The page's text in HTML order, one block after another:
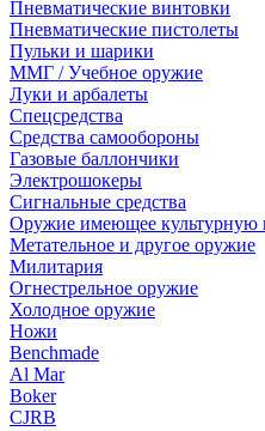
Пневматические винтовки
Пневматические пистолеты
Пульки и шарики
ММГ / Учебное оружие
Луки и арбалеты
Спецсредства
Средства самообороны
Газовые баллончики
Электрошокеры
Сигнальные средства
Оружие имеющее культурную
Метательное и другое оружие
Милитария
Огнестрельное оружие
Холодное оружие
Ножи
Benchmade
Al Mar
Boker
CJRB